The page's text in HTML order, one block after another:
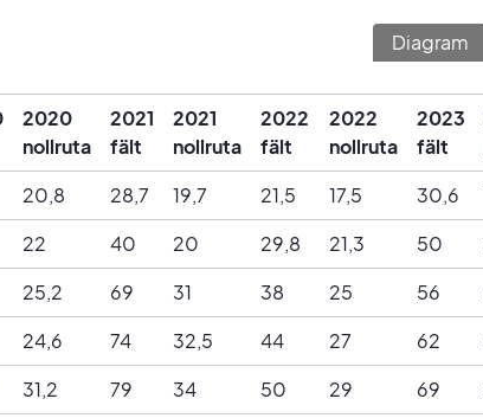
Diagram
2020
nollruta
2021
fält
2021
nollruta
2022
fält
2022
nollruta
2023
fält
20,8 28,7 19,7 21,5 17,5 30,6
22 40 20 29,8 21,3 50
25,2 69 31 38 25 56
24,6 74 32,5 44 27 62
31,2 79 34 50 29 69